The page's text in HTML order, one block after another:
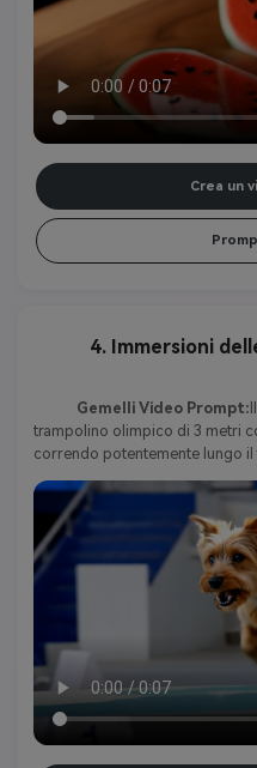
soddisfacente. Sottili fette
catturando la luce come
Riflessioni e rifrazioni danzano
l'illuminazione brillante
serena e raffinata,
amplificati di Slicing-nessuna
ritmo di blade against glass.
Crea un
4. Immersioni
Gemelli Video Prompt:
trampolino olimpico di 3 metri
correndo potentemente lungo
lanciano esplosivamente in
eseguono più giri precisi. Al
estende il proprio corpo e
prima, creando un minimo di
di un commentatore dal vivo,
realistici all'ingresso.